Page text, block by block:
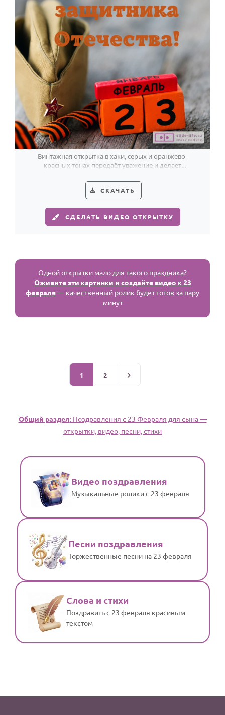
Винтажная открытка в хаки, серых и оранжево-
красных тонах передаёт уважение и делает
СКАЧАТЬ
СДЕЛАТЬ ВИДЕО ОТКРЫТКУ
Одной открытки мало для такого праздника?
Оживите эти картинки и создайте видео к 23
февраля— качественный ролик будет готов за пару
минут
1 2
Общий раздел: Поздравления с 23 Февраля для сына —
открытки, видео, песни, стихи
Видео поздравления
Музыкальные ролики с 23 февраля
Песни поздравления
Торжественные песни на 23 февраля
Слова и стихи
Поздравить с 23 февраля красивым
текстом